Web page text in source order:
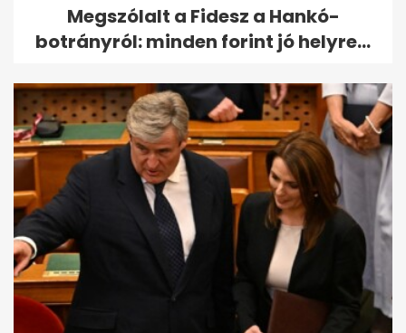
Megszólalt a Fidesz a Hankó-
botrányról: minden forint jó helyre...